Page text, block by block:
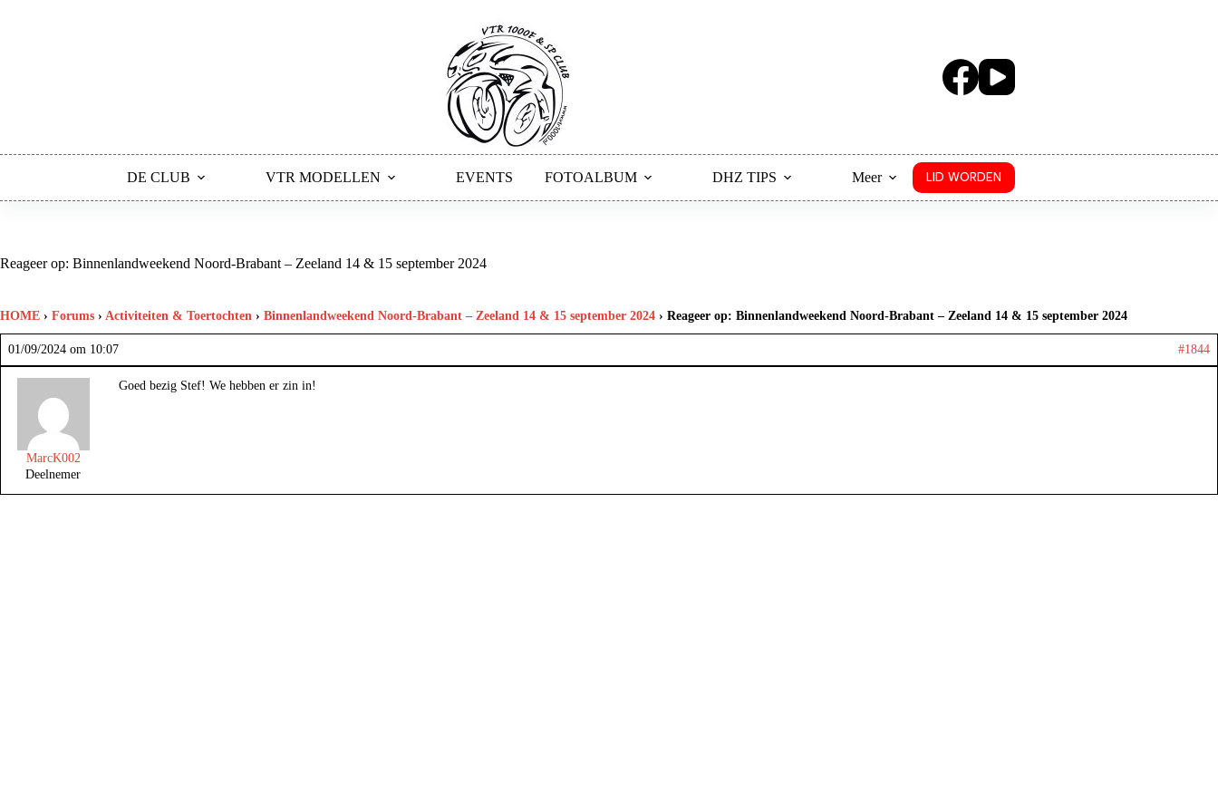
DE CLUB VTR MODELLEN EVENTS FOTOALBUM DHZ TIPS Meer LID WORDEN
Reageer op: Binnenlandweekend Noord-Brabant – Zeeland 14 & 15 september 2024
HOME › Forums › Activiteiten & Toertochten › Binnenlandweekend Noord-Brabant – Zeeland 14 & 15 september 2024 › Reageer op: Binnenlandweekend Noord-Brabant – Zeeland 14 & 15 september 2024
01/09/2024 om 10:07 #1844
MarcK002
Deelnemer
Goed bezig Stef! We hebben er zin in!